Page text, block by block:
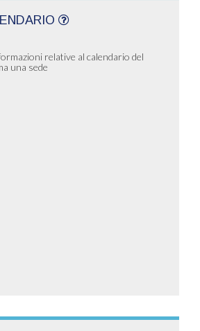
relative al calendario del
una sede